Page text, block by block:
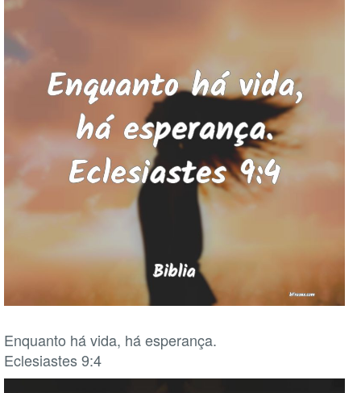
Enquanto há vida, há esperança.
Eclesiastes 9:4